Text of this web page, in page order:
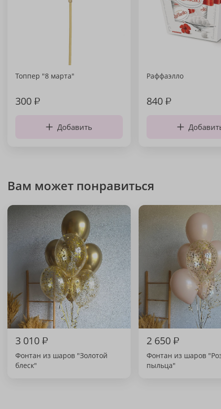
Топпер "8 марта"
300₽
Добавить
Раффаэлло
840₽
Вам может понравиться
3 010₽
Фонтан из шаров "Золотой
блеск"
2 650₽
Фонтан из шаров
пыльца"